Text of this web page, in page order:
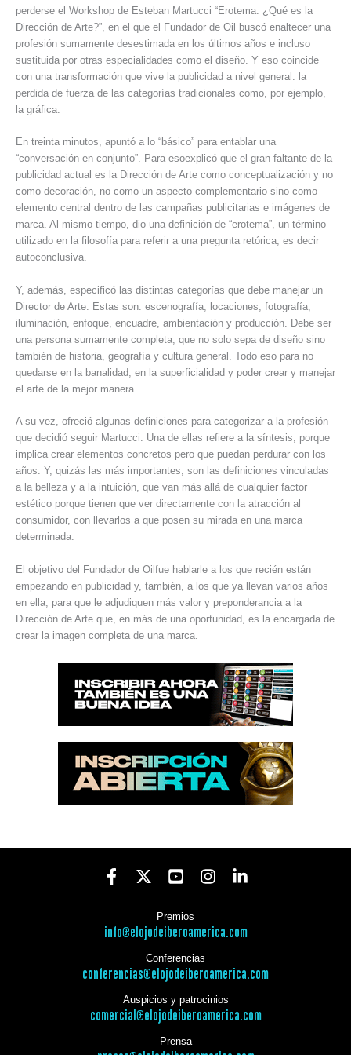
perderse el Workshop de Esteban Martucci “Erotema: ¿Qué es la
Dirección de Arte?”, en el que el Fundador de Oil buscó enaltecer una
profesión sumamente desestimada en los últimos años e incluso
sustituida por otras especialidades como el diseño. Y eso coincide
con una transformación que vive la publicidad a nivel general: la
perdida de fuerza de las categorías tradicionales como, por ejemplo,
la gráfica.
En treinta minutos, apuntó a lo “básico” para entablar una
“conversación en conjunto”. Para esoexplicó que el gran faltante de la
publicidad actual es la Dirección de Arte como conceptualización y no
como decoración, no como un aspecto complementario sino como
elemento central dentro de las campañas publicitarias e imágenes de
marca. Al mismo tiempo, dio una definición de “erotema”, un término
utilizado en la filosofía para referir a una pregunta retórica, es decir
autoconclusiva.
Y, además, especificó las distintas categorías que debe manejar un
Director de Arte. Estas son: escenografía, locaciones, fotografía,
iluminación, enfoque, encuadre, ambientación y producción. Debe ser
una persona sumamente completa, que no solo sepa de diseño sino
también de historia, geografía y cultura general. Todo eso para no
quedarse en la banalidad, en la superficialidad y poder crear y manejar
el arte de la mejor manera.
A su vez, ofreció algunas definiciones para categorizar a la profesión
que decidió seguir Martucci. Una de ellas refiere a la síntesis, porque
implica crear elementos concretos pero que puedan perdurar con los
años. Y, quizás las más importantes, son las definiciones vinculadas
a la belleza y a la intuición, que van más allá de cualquier factor
estético porque tienen que ver directamente con la atracción al
consumidor, con llevarlos a que posen su mirada en una marca
determinada.
El objetivo del Fundador de Oilfue hablarle a los que recién están
empezando en publicidad y, también, a los que ya llevan varios años
en ella, para que le adjudiquen más valor y preponderancia a la
Dirección de Arte que, en más de una oportunidad, es la encargada de
crear la imagen completa de una marca.
Premios
info@elojodeiberoamerica.com
Conferencias
conferencias@elojodeiberoamerica.com
Auspicios y patrocinios
comercial@elojodeiberoamerica.com
Prensa